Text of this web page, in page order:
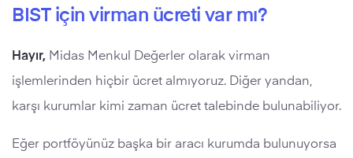
BIST için virman ücreti var mı?
Hayır, Midas Menkul Değerler olarak virman
işlemlerinden hiçbir ücret almıyoruz. Diğer yandan,
karşı kurumlar kimi zaman ücret talebinde bulunabiliyor.
Eğer portföyünüz başka bir aracı kurumda bulunuyorsa